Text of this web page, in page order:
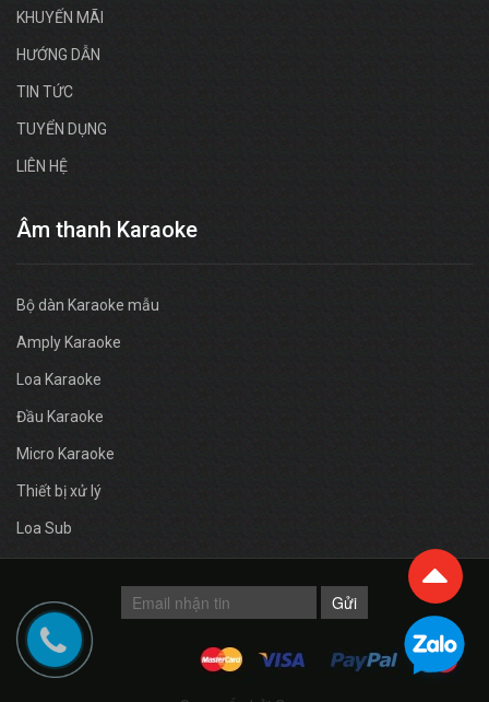
KHUYẾN MÃI
HƯỚNG DẪN
TIN TỨC
TUYỂN DỤNG
LIÊN HỆ
Âm thanh Karaoke
Bộ dàn Karaoke mẫu
Amply Karaoke
Loa Karaoke
Đầu Karaoke
Micro Karaoke
Thiết bị xử lý
Loa Sub
Gửi